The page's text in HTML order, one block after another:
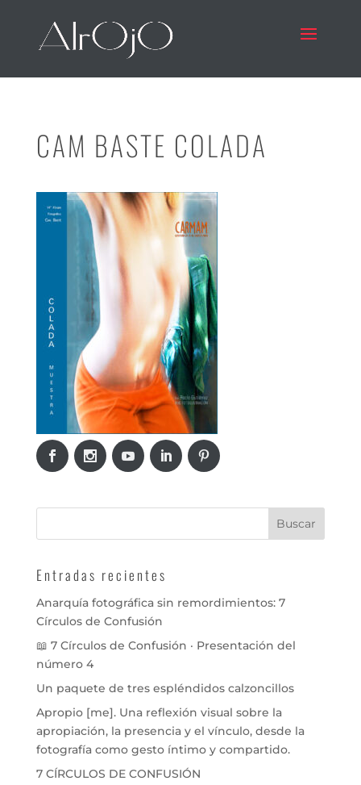
CAM BASTE COLADA
Entradas recientes
Anarquía fotográfica sin remordimientos: 7
Círculos de Confusión
📖 7 Círculos de Confusión · Presentación del
número 4
Un paquete de tres espléndidos calzoncillos
Apropio [me]. Una reflexión visual sobre la
apropiación, la presencia y el vínculo, desde la
fotografía como gesto íntimo y compartido.
7 CÍRCULOS DE CONFUSIÓN